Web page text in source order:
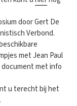
door Gert De
Verbond.
met Jean Paul
document met info
u terecht bij het